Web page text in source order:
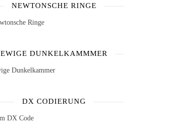
NEWTONSCHE RINGE
EWIGE DUNKELKAMMMER
DX CODIERUNG